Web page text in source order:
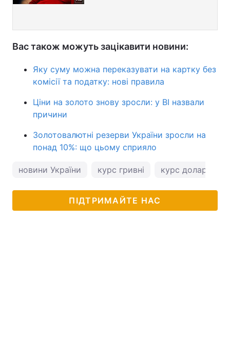
Вас також можуть зацікавити новини:
Яку суму можна переказувати на картку без
комісії та податку: нові правила
Ціни на золото знову зросли: у BI назвали
причини
Золотовалютні резерви України зросли на
понад 10%: що цьому сприяло
новини України курс гривні курс долара
ПІДТРИМАЙТЕ НАС